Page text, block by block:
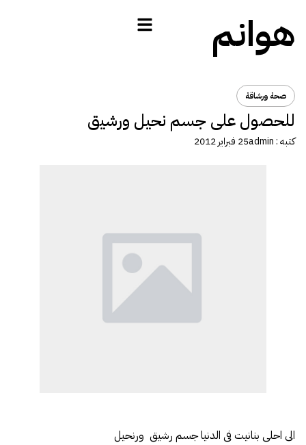
هوانم
صحة ورشاقة
للحصول على جسم نحيل ورشيق
كتبه :admin25 فبراير 2012
الى احلى بنانيت فى الدنيا جسم رشيق ورنحيل